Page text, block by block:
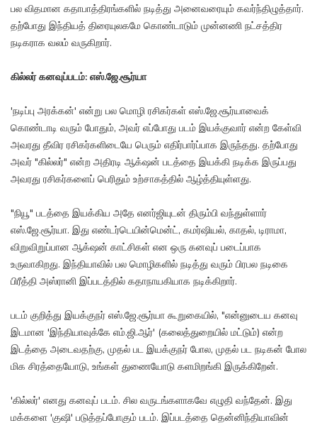
பல விதமான கதாபாத்திரங்களில் நடித்து அனைவரையும் கவர்ந்திழுத்தார்.
தற்போது இந்தியத் திரையுலகமே கொண்டாடும் முன்னணி நட்சத்திர
நடிகராக வலம் வருகிறார்.
கில்லர் கனவுப்படம்: எஸ்.ஜே.சூர்யா
'நடிப்பு அரக்கன்' என்று பல மொழி ரசிகர்கள் எஸ்.ஜே.சூர்யாவைக்
கொண்டாடி வரும் போதும், அவர் எப்போது படம் இயக்குவார் என்ற கேள்வி
அவரது தீவிர ரசிகர்களிடையே பெரும் எதிர்பார்ப்பாக இருந்தது. தற்போது
அவர் "கில்லர்" என்ற அதிரடி ஆக்‌ஷன் படத்தை இயக்கி நடிக்க இருப்பது
அவரது ரசிகர்களைப் பெரிதும் உற்சாகத்தில் ஆழ்த்தியுள்ளது.
"நியூ" படத்தை இயக்கிய அதே எனர்ஜியுடன் திரும்பி வந்துள்ளார்
எஸ்.ஜே.சூர்யா. இது எண்டர்டெயின்மென்ட், கமர்ஷியல், காதல், டிராமா,
விறுவிறுப்பான ஆக்‌ஷன் காட்சிகள் என ஒரு கனவுப் படைப்பாக
உருவாகிறது. இந்தியாவில் பல மொழிகளில் நடித்து வரும் பிரபல நடிகை
பிரீத்தி அஸ்ரானி இப்படத்தில் கதாநாயகியாக நடிக்கிறார்.
படம் குறித்து இயக்குநர் எஸ்.ஜே.சூர்யா கூறுகையில், "என்னுடைய கனவு
இடமான 'இந்தியாவுக்கே எம்.ஜி.ஆர்' (கலைத்துறையில் மட்டும்) என்ற
இடத்தை அடைவதற்கு, முதல் பட இயக்குநர் போல, முதல் பட நடிகன் போல
மிக சிரத்தையோடு, உங்கள் துணையோடு களமிறங்கி இருக்கிறேன்.
'கில்லர்' எனது கனவுப் படம். சில வருடங்களாகவே எழுதி வந்தேன். இது
மக்களை 'குஷி' படுத்தப்போகும் படம். இப்படத்தை தென்னிந்தியாவின்